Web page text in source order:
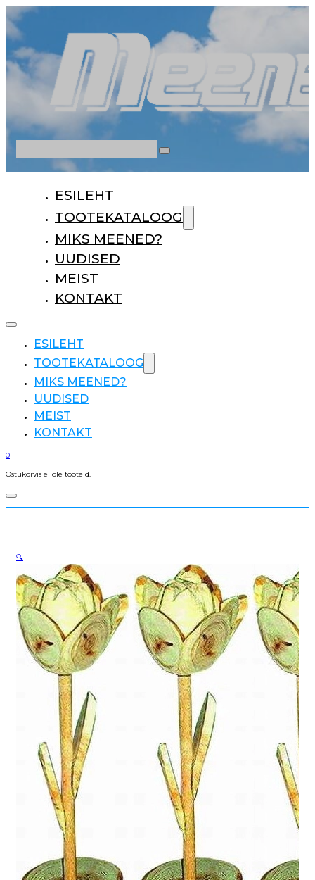
ESILEHT
TOOTEKATALOOG
MIKS MEENED?
UUDISED
MEIST
KONTAKT
ESILEHT
TOOTEKATALOOG
MIKS MEENED?
UUDISED
MEIST
KONTAKT
0
Ostukorvis ei ole tooteid.
🔍